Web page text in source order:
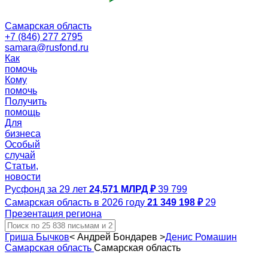
Самарская область
+7 (846) 277 2795
samara@rusfond.ru
Как
помочь
Кому
помочь
Получить
помощь
Для
бизнеса
Особый
случай
Статьи,
новости
Русфонд за 29 лет 24,571 МЛРД ₽ 39 799
Самарская область в 2026 году 21 349 198 ₽ 29
Презентация региона
Гриша Бычков< Андрей Бондарев >Денис Ромашин
Самарская область Самарская область